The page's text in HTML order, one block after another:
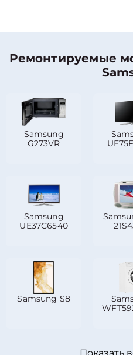
Ремонтируемые
Samsung
G273VR
Samsung
UE37C6540
Samsung S8